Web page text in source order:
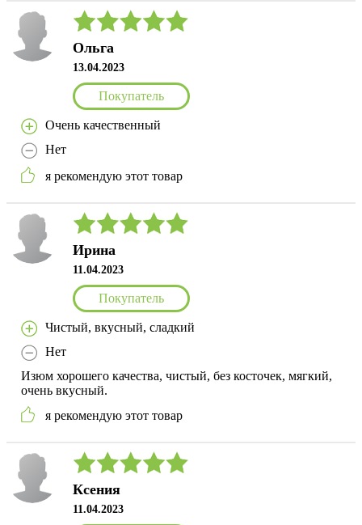
Ольга
13.04.2023
Покупатель
Очень качественный
Нет
я рекомендую этот товар
Ирина
11.04.2023
Покупатель
Чистый, вкусный, сладкий
Нет
Изюм хорошего качества, чистый, без косточек, мягкий,
очень вкусный.
я рекомендую этот товар
Ксения
11.04.2023